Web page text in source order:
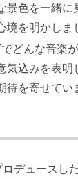
景色を一緒に
境を明かしま
どんな音楽
気込みを表明
を寄せてい
デュースし